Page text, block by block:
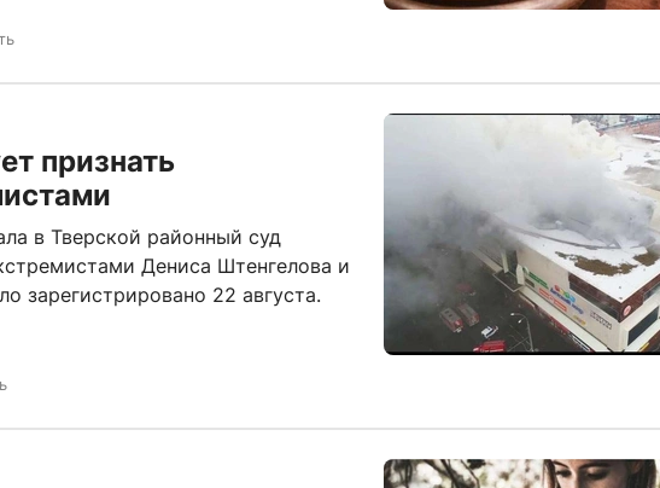
признать
в Тверской районный суд
Дениса Штенгелова и
зарегистрировано 22 августа.